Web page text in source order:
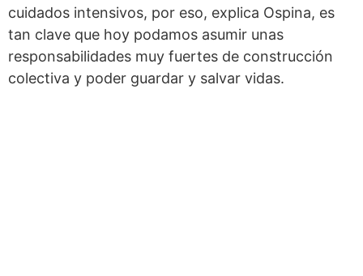
cuidados intensivos, por eso, explica Ospina, es
tan clave que hoy podamos asumir unas
responsabilidades muy fuertes de construcción
colectiva y poder guardar y salvar vidas.